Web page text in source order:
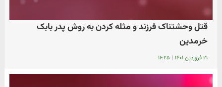
قتل وحشتناک فرزند و مثله کردن به روش پدر بابک
خرمدین
۲۱ فروردین ۱۴۰۱ | ۱۶:۲۵